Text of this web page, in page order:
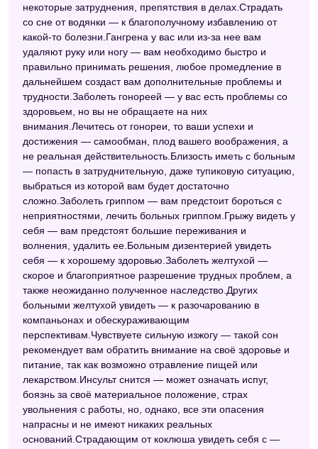
Сонник Странника
некоторые затруднения, препятствия в делах.Страдать
со сне от водянки — к благополучному избавлению от
какой-то болезни.Гангрена у вас или из-за нее вам
удаляют руку или ногу — вам необходимо быстро и
правильно принимать решения, любое промедление в
дальнейшем создаст вам дополнительные проблемы и
трудности.Заболеть гонореей — у вас есть проблемы со
здоровьем, но вы не обращаете на них
внимания.Лечитесь от гонореи, то ваши успехи и
достижения — самообман, плод вашего воображения, а
не реальная действительность.Близость иметь с больным
— попасть в затруднительную, даже тупиковую ситуацию,
выбраться из которой вам будет достаточно
сложно.Заболеть гриппом — вам предстоит бороться с
неприятностями, лечить больных гриппом.Грыжу видеть у
себя — вам предстоят большие переживания и
волнения, удалить ее.Больным дизентерией увидеть
себя — к хорошему здоровью.Заболеть желтухой —
скорое и благоприятное разрешение трудных проблем, а
также неожиданно полученное наследство.Других
больными желтухой увидеть — к разочарованию в
компаньонах и обескураживающим
перспективам.Чувствуете сильную изжогу — такой сон
рекомендует вам обратить внимание на своё здоровье и
питание, так как возможно отравление пищей или
лекарством.Инсульт снится — может означать испуг,
боязнь за своё материальное положение, страх
увольнения с работы, но, однако, все эти опасения
напрасны и не имеют никаких реальных
оснований.Страдающим от коклюша увидеть себя с —